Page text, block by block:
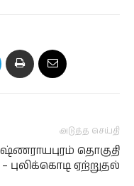
அடுத்த செய்தி
தொகுதி
– புலிக்கொடி ஏற்றுதல்